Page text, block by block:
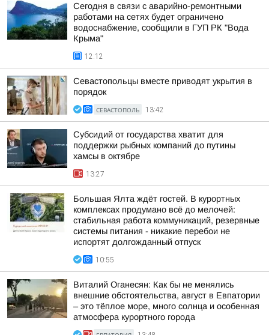
Сегодня в связи с аварийно-ремонтными
работами на сетях будет ограничено
водоснабжение, сообщили в ГУП РК "Вода
Крыма"
12:12
Севастопольцы вместе приводят укрытия в
порядок
СЕВАСТОПОЛЬ 13:42
Субсидий от государства хватит для
поддержки рыбных компаний до путины
хамсы в октябре
13:27
Большая Ялта ждёт гостей. В курортных
комплексах продумано всё до мелочей:
стабильная работа коммуникаций, резервные
системы питания - никакие перебои не
испортят долгожданный отпуск
10:55
Виталий Оганесян: Как бы не менялись
внешние обстоятельства, август в Евпатории
– это тёплое море, много солнца и особенная
атмосфера курортного города